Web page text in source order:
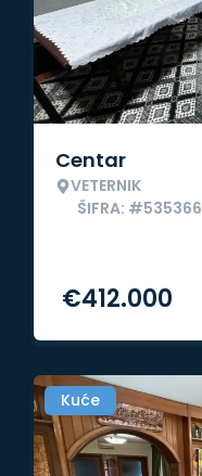
Centar
VETERNIK
ŠIFRA: #535366
€412.000
Kuće